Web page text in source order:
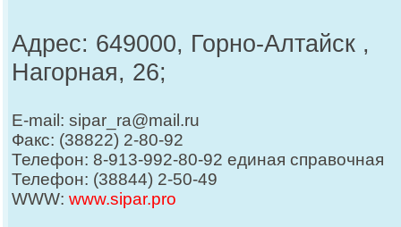
Адрес: 649000, Горно-Алтайск ,
Нагорная, 26;
E-mail: sipar_ra@mail.ru
Факс: (38822) 2-80-92
Телефон: 8-913-992-80-92 единая справочная
Телефон: (38844) 2-50-49
WWW: www.sipar.pro